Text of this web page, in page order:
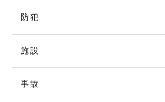
防犯
施設
事故